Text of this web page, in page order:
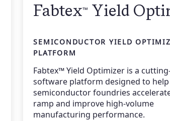
Fabtex™ Yield
SEMICONDUCTOR YIELD
PLATFORM
Fabtex™ Yield Optimizer is a
software platform designed to help
semiconductor foundries
ramp and improve high-volume
manufacturing performance.